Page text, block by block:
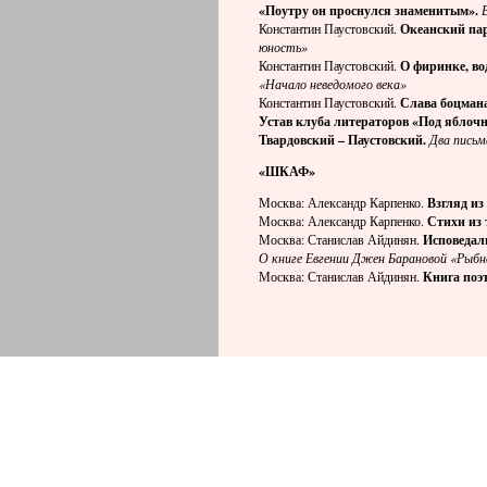
«Поутру он проснулся знаменитым».
Константин Паустовский. Океанский
юность»
Константин Паустовский. О фиринке,
«Начало неведомого века»
Константин Паустовский. Слава
Устав клуба литераторов «Под
Твардовский – Паустовский. Два
«ШКАФ»
Москва: Александр Карпенко. Взгляд
Москва: Александр Карпенко. Стихи из
Москва: Станислав Айдинян.
О книге Евгении Джен Барановой
Москва: Станислав Айдинян. Книга